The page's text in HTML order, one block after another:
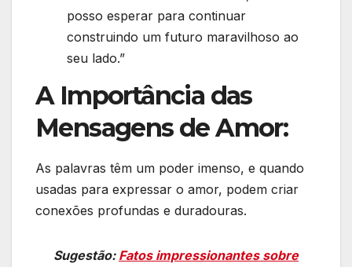
posso esperar para continuar
construindo um futuro maravilhoso ao
seu lado.”
A Importância das
Mensagens de Amor:
As palavras têm um poder imenso, e quando
usadas para expressar o amor, podem criar
conexões profundas e duradouras.
Sugestão: Fatos impressionantes sobre